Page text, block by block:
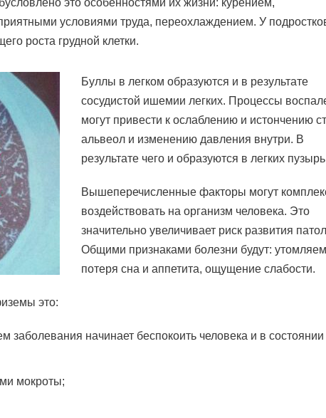
это особенностями их жизни: курением,
условиями труда, переохлаждением. У
роста грудной клетки.
Буллы в легком образуются и в результате
сосудистой ишемии легких. Процессы
могут привести к ослаблению и истончению
альвеол и изменению давления внутри. В
результате чего и образуются в легких
Вышеперечисленные факторы могут
воздействовать на организм человека. Это
значительно увеличивает риск развития
Общими признаками болезни будут:
потеря сна и аппетита, ощущение слабости.
это:
заболевания начинает беспокоить человека и в состоянии
мокроты;